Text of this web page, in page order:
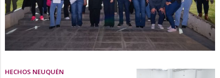
HECHOS NEUQUÉN